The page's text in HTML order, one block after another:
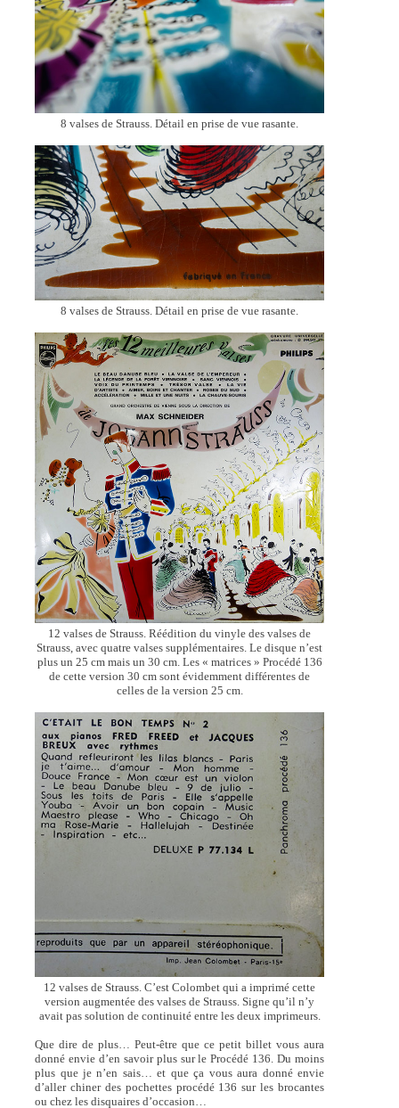
8 valses de Strauss. Détail en prise de vue rasante.
8 valses de Strauss. Détail en prise de vue rasante.
12 valses de Strauss. Réédition du vinyle des valses de
Strauss, avec quatre valses supplémentaires. Le disque n’est
plus un 25 cm mais un 30 cm. Les « matrices » Procédé 136
de cette version 30 cm sont évidemment différentes de
celles de la version 25 cm.
12 valses de Strauss. C’est Colombet qui a imprimé cette
version augmentée des valses de Strauss. Signe qu’il n’y
avait pas solution de continuité entre les deux imprimeurs.
Que dire de plus… Peut-être que ce petit billet vous aura
donné envie d’en savoir plus sur le Procédé 136. Du moins
plus que je n’en sais… et que ça vous aura donné envie
d’aller chiner des pochettes procédé 136 sur les brocantes
ou chez les disquaires d’occasion…